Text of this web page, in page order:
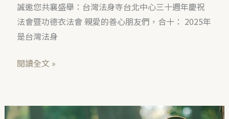
誠邀您共襄盛舉：台灣法身寺台北中心三十週年慶祝
法會暨功德衣法會 親愛的善心朋友們，合十： 2025年
是台灣法身
閱讀全文 »
台